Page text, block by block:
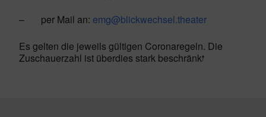
–
per Mail an: emg@blickwechsel.theater
Es gelten die jeweils gültigen Coronaregeln. Die
Zuschauerzahl ist überdies stark beschränkt.